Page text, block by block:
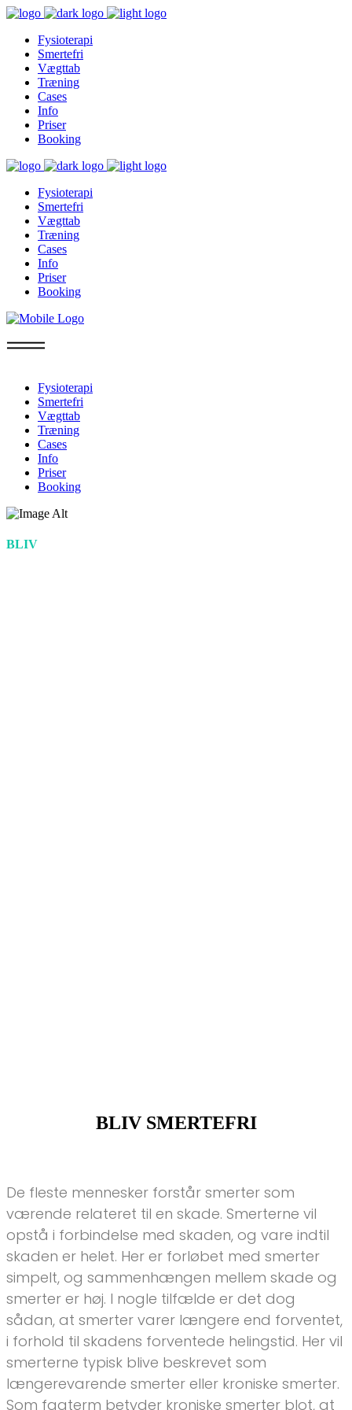
Fysioterapi
Smertefri
Vægttab
Træning
Cases
Info
Priser
Booking
Fysioterapi
Smertefri
Vægttab
Træning
Cases
Info
Priser
Booking
Fysioterapi
Smertefri
Vægttab
Træning
Cases
Info
Priser
Booking
BLIV
BLIV SMERTEFRI
De fleste mennesker forstår smerter som
værende relateret til en skade. Smerterne vil
opstå i forbindelse med skaden, og vare indtil
skaden er helet. Her er forløbet med smerter
simpelt, og sammenhængen mellem skade og
smerter er høj. I nogle tilfælde er det dog
sådan, at smerter varer længere end forventet,
i forhold til skadens forventede helingstid. Her vil
smerterne typisk blive beskrevet som
længerevarende smerter eller kroniske smerter.
Som fagterm betyder kroniske smerter blot, at